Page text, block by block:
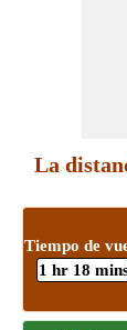
La
Tiempo de
1 hr 18